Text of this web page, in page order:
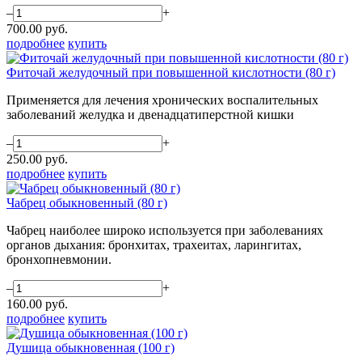
–
+
700.00 руб.
подробнее купить
Фиточай желудочный при повышенной кислотности (80 г)
Применяется для лечения хронических воспалительных
заболеваний желудка и двенадцатиперстной кишки
–
+
250.00 руб.
подробнее купить
Чабрец обыкновенный (80 г)
Чабрец наиболее широко используется при заболеваниях
органов дыхания: бронхитах, трахеитах, ларингитах,
бронхопневмонии.
–
+
160.00 руб.
подробнее купить
Душица обыкновенная (100 г)